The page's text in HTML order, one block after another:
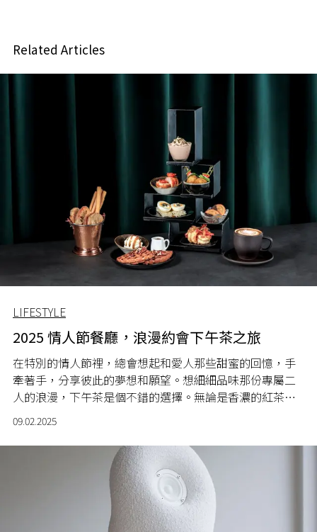
Related Articles
LIFESTYLE
2025 情人節餐廳，浪漫約會下午茶之旅
在特別的情人節裡，總會想起和愛人那些甜蜜的回憶，手
牽著手，分享彼此的夢想和願望。想細細品味那份專屬二
人的浪漫，下午茶是個不錯的選擇。無論是香濃的紅茶或
是一杯芬芳的咖啡，都能為你和情人帶來滿滿的幸福感。
搭配著新鮮出爐的法式鬆軟可頌，或是精緻的英式茶點，
這些經典的組合定能為你添一絲溫暖氛圍。
09.02.2025